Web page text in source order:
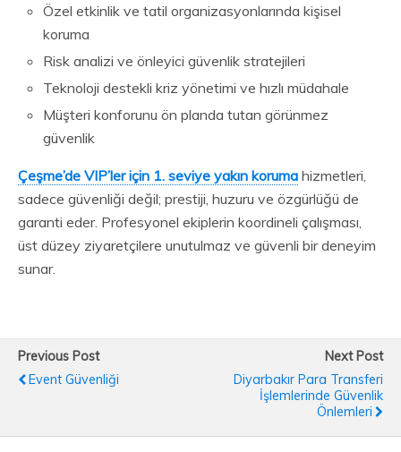
Özel etkinlik ve tatil organizasyonlarında kişisel
koruma
Risk analizi ve önleyici güvenlik stratejileri
Teknoloji destekli kriz yönetimi ve hızlı müdahale
Müşteri konforunu ön planda tutan görünmez
güvenlik
Çeşme’de VIP’ler için 1. seviye yakın koruma hizmetleri,
sadece güvenliği değil; prestiji, huzuru ve özgürlüğü de
garanti eder. Profesyonel ekiplerin koordineli çalışması,
üst düzey ziyaretçilere unutulmaz ve güvenli bir deneyim
sunar.
Previous Post
Event Güvenliği
Next Post
Diyarbakır Para Transferi
İşlemlerinde Güvenlik
Önlemleri